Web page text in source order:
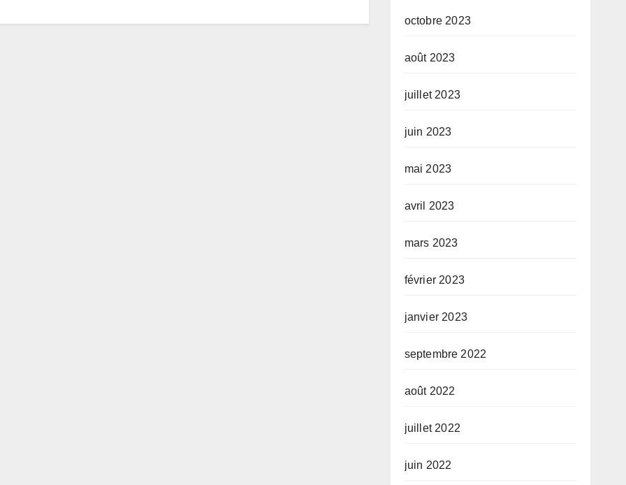
octobre 2023
août 2023
juillet 2023
juin 2023
mai 2023
avril 2023
mars 2023
février 2023
janvier 2023
septembre 2022
août 2022
juillet 2022
juin 2022